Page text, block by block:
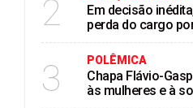
2
Em decisão
perda do cargo
3 POLÊMICA
Chapa Flávio-
às mulheres e à